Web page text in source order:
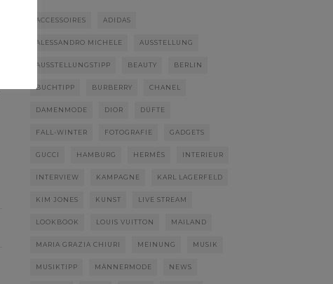
ACCESSOIRES ADIDAS
ALESSANDRO MICHELE AUSSTELLUNG
AUSSTELLUNGSTIPP BEAUTY BERLIN
BUCHTIPP BURBERRY CHANEL
DAMENMODE DIOR DÜFTE
FALL-WINTER FOTOGRAFIE GADGETS
GUCCI HAMBURG HERMÈS INTERIEUR
INTERVIEW KAMPAGNE KARL LAGERFELD
KIM JONES KUNST LIVE STREAM
LOOKBOOK LOUIS VUITTON MAILAND
MARIA GRAZIA CHIURI MEINUNG MUSIK
MUSIKTIPP MÄNNERMODE NEWS